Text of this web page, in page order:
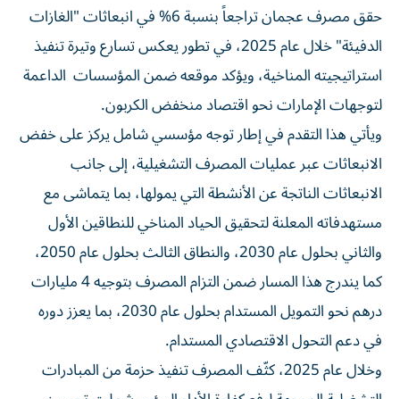
حقق مصرف عجمان تراجعاً بنسبة 6% في انبعاثات "الغازات
الدفيئة" خلال عام 2025، في تطور يعكس تسارع وتيرة تنفيذ
استراتيجيته المناخية، ويؤكد موقعه ضمن المؤسسات الداعمة
لتوجهات الإمارات نحو اقتصاد منخفض الكربون.
ويأتي هذا التقدم في إطار توجه مؤسسي شامل يركز على خفض
الانبعاثات عبر عمليات المصرف التشغيلية، إلى جانب
الانبعاثات الناتجة عن الأنشطة التي يمولها، بما يتماشى مع
مستهدفاته المعلنة لتحقيق الحياد المناخي للنطاقين الأول
والثاني بحلول عام 2030، والنطاق الثالث بحلول عام 2050،
كما يندرج هذا المسار ضمن التزام المصرف بتوجيه 4 مليارات
درهم نحو التمويل المستدام بحلول عام 2030، بما يعزز دوره
في دعم التحول الاقتصادي المستدام.
وخلال عام 2025، كثّف المصرف تنفيذ حزمة من المبادرات